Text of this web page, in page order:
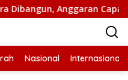
Anggaran Capai 500 M
Nasional Internasional